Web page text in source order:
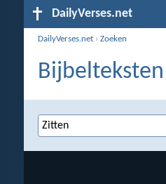
DailyVerses.net
DailyVerses.net ›Zoeken